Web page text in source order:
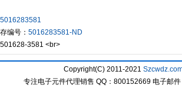
5016283581
编号： 5016283581-ND
3581 <br>
Copyright(C) 2011-2021
专注电子元件代理销售 QQ：800152669 电子邮